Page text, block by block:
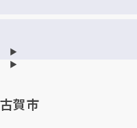
古賀市